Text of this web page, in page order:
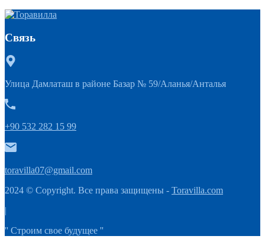
Связь
Улица Дамлаташ в районе Базар № 59/Аланья/Анталья
+90 532 282 15 99
toravilla07@gmail.com
2024 © Copyright. Все права защищены - Toravilla.com
|
'' Строим свое будущее ''